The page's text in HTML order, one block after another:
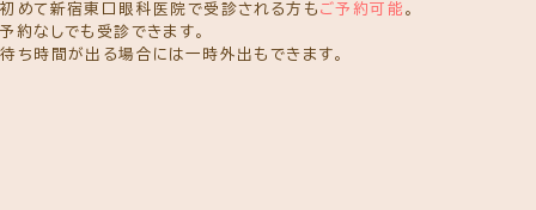
めて新宿東口眼科医院で受診される方も ご予約可能 。
約なしでも受診できます。
ち時間が出る場合には一時外出もできます。